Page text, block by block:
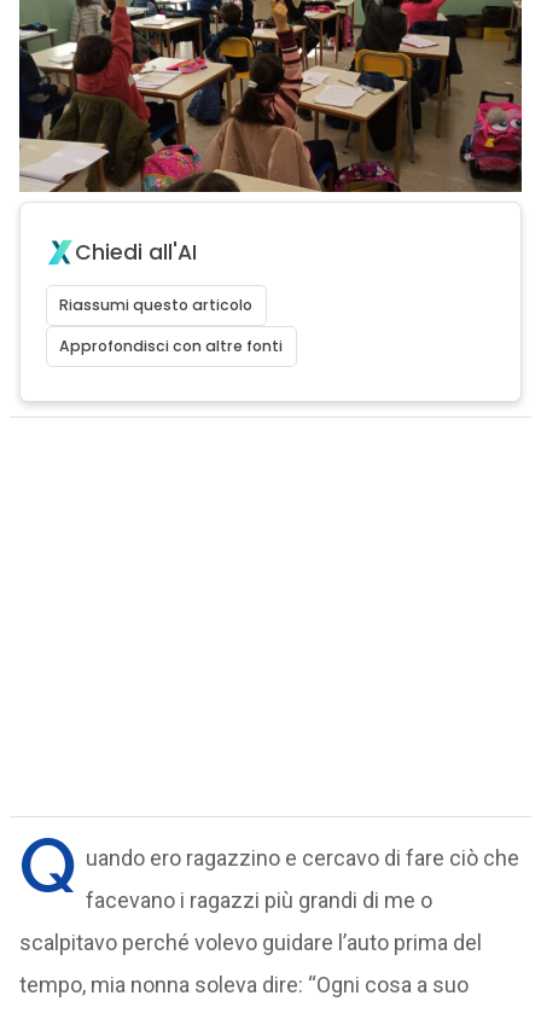
Chiedi all'AI
Riassumi questo articolo
Approfondisci con altre fonti
Q uando ero ragazzino e cercavo di fare ciò che
facevano i ragazzi più grandi di me o
scalpitavo perché volevo guidare l’auto prima del
tempo, mia nonna soleva dire: “Ogni cosa a suo